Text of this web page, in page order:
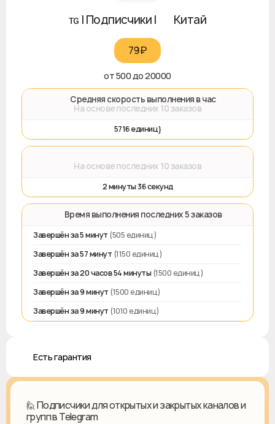
ᴛɢ | Подписчики | 🇨🇳 Китай
79₽‎
от 500 до 20000
🚀 Средняя скорость выполнения в час
На основе последних 10 заказов
5716 единиц}
На основе последних 10 заказов
2 минуты 36 секунд
⏱️ Время выполнения последних 5 заказов
Завершён за 5 минут (505 единиц)
Завершён за 57 минут (1150 единиц)
Завершён за 20 часов 54 минуты (1500 единиц)
Завершён за 9 минут (1500 единиц)
Завершён за 9 минут (1010 единиц)
♻️ Есть гарантия
🙋 Подписчики для открытых и закрытых каналов и
групп в Telegram